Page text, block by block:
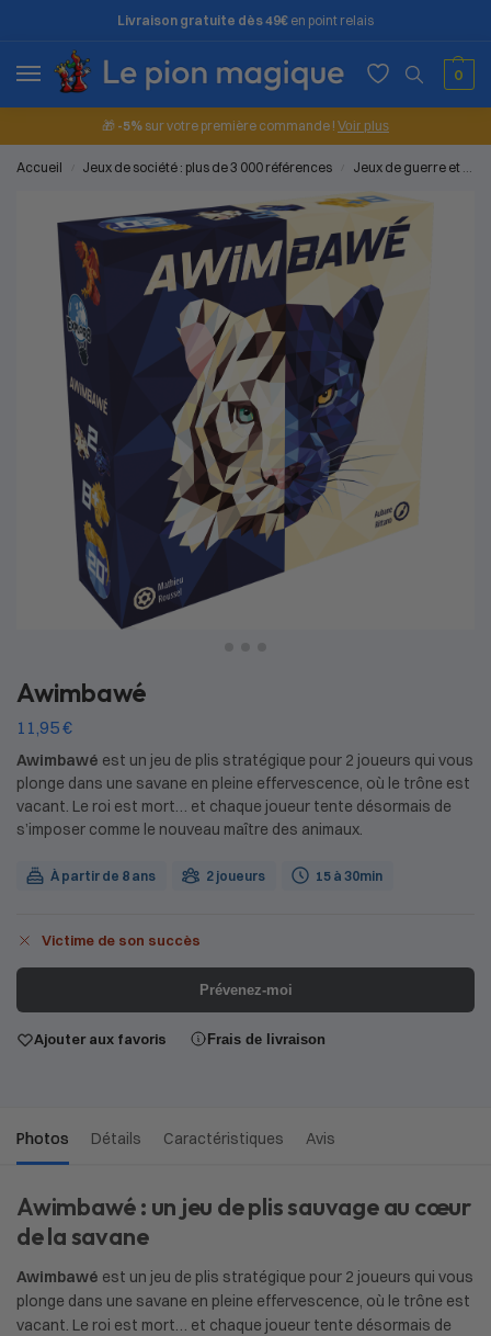
Livraison gratuite dès 49€ en point relais
0
🎁 -5% sur votre première commande ! Voir plus
Accueil Jeux de société : plus de 3 000 références Jeux de guerre et d'affrontement
Awimbawé
11,95€
Awimbawé est un jeu de plis stratégique pour 2 joueurs qui vous
plonge dans une savane en pleine effervescence, où le trône est
vacant. Le roi est mort… et chaque joueur tente désormais de
s’imposer comme le nouveau maître des animaux.
À partir de 8 ans 2 joueurs 15 à 30min
Victime de son succès
Prévenez-moi
Ajouter aux favoris Frais de livraison
Photos Détails Caractéristiques Avis
Awimbawé: un jeu de plis sauvage au cœur
de la savane
Awimbawé est un jeu de plis stratégique pour 2 joueurs qui vous
plonge dans une savane en pleine effervescence, où le trône est
vacant. Le roi est mort… et chaque joueur tente désormais de